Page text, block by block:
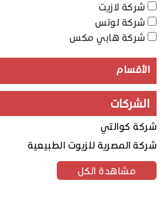
شركة لازيت
شركة لوتس
شركة هابي مكس
الأقسام
الشركات
شركة كوالتي
شركة المصرية للزيوت الطبيعية
مشاهدة الكل